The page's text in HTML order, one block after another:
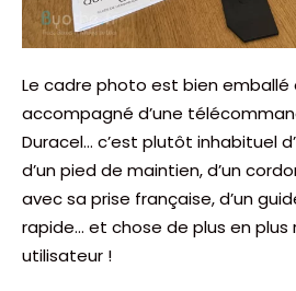
Le cadre photo est bien
accompagné d’une
Duracel… c’est plutôt inhabituel
d’un pied de maintien, d’un
avec sa prise française, d’un
rapide… et chose de plus en plus
utilisateur !